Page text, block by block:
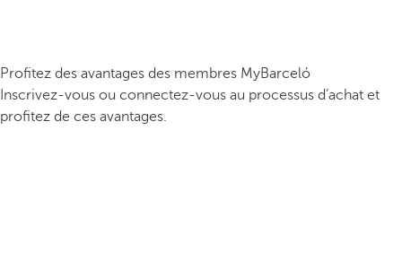
Profitez des avantages des membres MyBarceló
Inscrivez-vous ou connectez-vous au processus d’achat et
profitez de ces avantages.